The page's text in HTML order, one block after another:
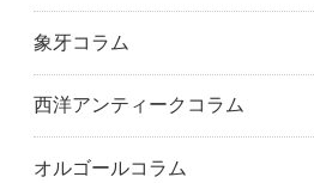
象牙コラム
西洋アンティークコラム
オルゴールコラム